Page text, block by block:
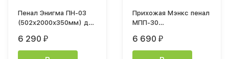
Пенал Энигма ПН-03
(502х2000х350мм) дуб
каньон
6 290 ₽
Прихожая Мэнкс пенал
МПП-30
лдсп белый
6 690 ₽